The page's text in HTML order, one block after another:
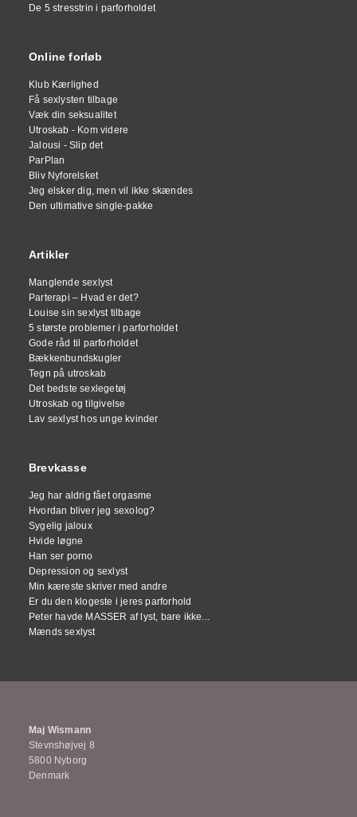
De 5 stresstrin i parforholdet
Online forløb
Klub Kærlighed
Få sexlysten tilbage
Væk din seksualitet
Utroskab - Kom videre
Jalousi - Slip det
ParPlan
Bliv Nyforelsket
Jeg elsker dig, men vil ikke skændes
Den ultimative single-pakke
Artikler
Manglende sexlyst
Parterapi – Hvad er det?
Louise sin sexlyst tilbage
5 største problemer i parforholdet
Gode råd til parforholdet
Bækkenbundskugler
Tegn på utroskab
Det bedste sexlegetøj
Utroskab og tilgivelse
Lav sexlyst hos unge kvinder
Brevkasse
Jeg har aldrig fået orgasme
Hvordan bliver jeg sexolog?
Sygelig jaloux
Hvide løgne
Han ser porno
Depression og sexlyst
Min kæreste skriver med andre
Er du den klogeste i jeres parforhold
Peter havde MASSER af lyst, bare ikke...
Mænds sexlyst
Maj Wismann
Stevnshøjvej 8
5800 Nyborg
Denmark